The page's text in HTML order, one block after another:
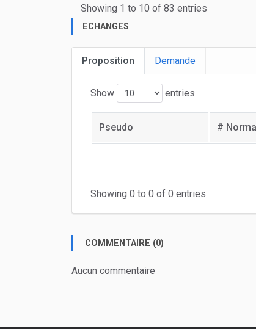
Showing 1 to 10 of 83 entries
ECHANGES
Proposition Demande
Show entries
Pseudo #
Showing 0 to 0 of 0 entries
COMMENTAIRE (0)
Aucun commentaire